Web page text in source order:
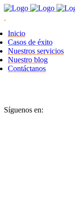
Inicio
Casos de éxito
Nuestros servicios
Nuestro blog
Contáctanos
Síguenos en: